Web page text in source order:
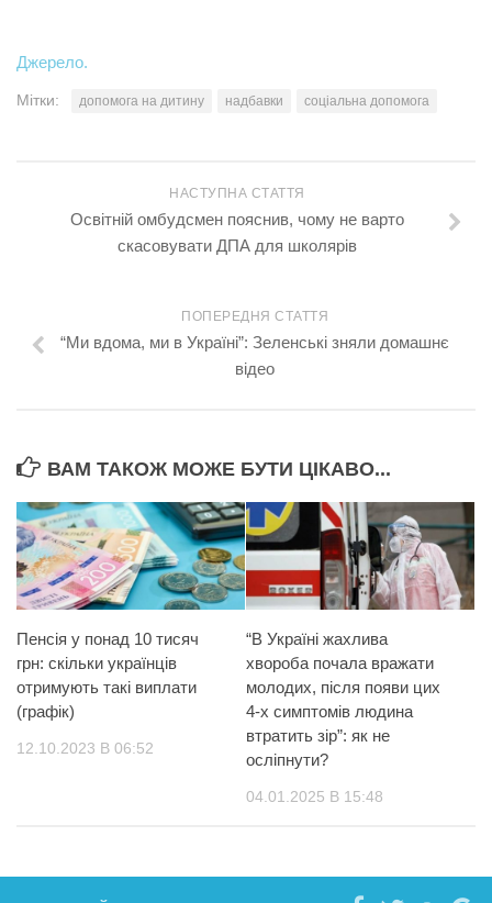
Джерело.
Мітки: допомога на дитину надбавки соціальна допомога
НАСТУПНА СТАТТЯ
Освітній омбудсмен пояснив, чому не варто
скасовувати ДПА для школярів
ПОПЕРЕДНЯ СТАТТЯ
“Ми вдома, ми в Україні”: Зеленські зняли домашнє
відео
ВАМ ТАКОЖ МОЖЕ БУТИ ЦІКАВО...
Пенсія у понад 10 тисяч
грн: скільки українців
отримують такі виплати
(графік)
12.10.2023 В 06:52
“В Україні жахлива
хвороба почала вражати
молодих, після появи цих
4-х симптомів людина
втратить зір”: як не
осліпнути?
04.01.2025 В 15:48